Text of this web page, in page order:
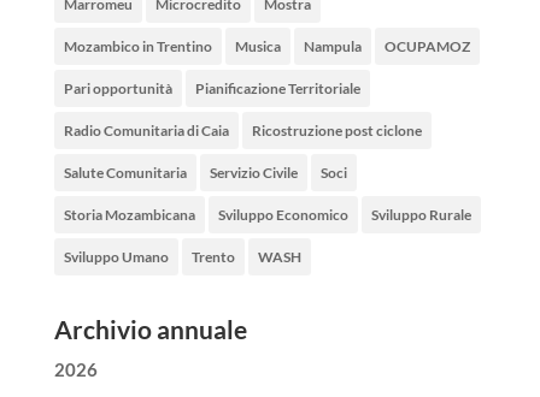
Marromeu Microcredito Mostra
Mozambico in Trentino Musica Nampula OCUPAMOZ
Pari opportunità Pianificazione Territoriale
Radio Comunitaria di Caia Ricostruzione post ciclone
Salute Comunitaria Servizio Civile Soci
Storia Mozambicana Sviluppo Economico Sviluppo Rurale
Sviluppo Umano Trento WASH
Archivio annuale
2026